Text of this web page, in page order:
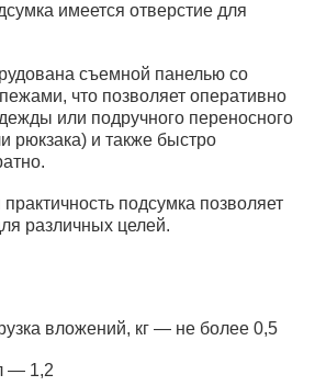
имеется отверстие для
съемной панелью со
что позволяет оперативно
или подручного переносного
рюкзака) и также быстро
подсумка позволяет
различных целей.
вложений, кг — не более 0,5
— 1,2